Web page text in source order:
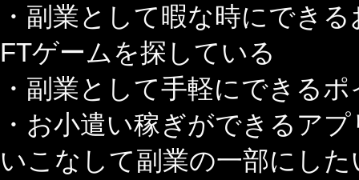
・副業として暇な時にでき
FTゲームを探している
・副業として手軽にできる
・お小遣い稼ぎができるア
いこなして副業の一部にした